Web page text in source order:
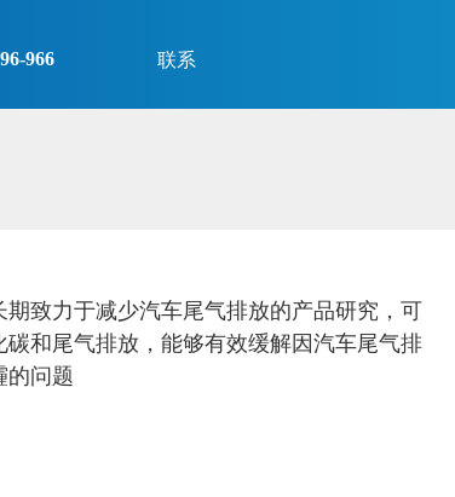
966 联系
期致力于减少汽车尾气排放的产品研究，可
碳和尾气排放，能够有效缓解因汽车尾气排
的问题